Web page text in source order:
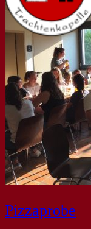
Pizzaprobe